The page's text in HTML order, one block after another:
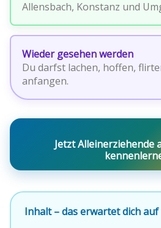
Allensbach, Konstanz und
Wieder gesehen werden
Du darfst lachen, hoffen,
anfangen.
Jetzt Alleinerziehende
Inhalt – das erwartet dich auf